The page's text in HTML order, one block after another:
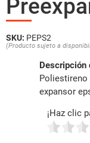
SKU: PEPS2
(Producto sujeto a
Descripción
Poliestireno
expansor
¡Haz clic